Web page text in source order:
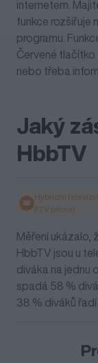
internetem.
funkce rozšiřuje
programu.
Červené
nebo třeba
Jaký
HbbTV
Hybridní televizi
FTV prima)
Měření ukázalo,
HbbTV jsou u
diváka na jednu
spadá 58 %
38 % diváků